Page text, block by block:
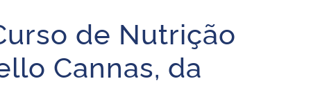
de Nutrição
Cannas, da